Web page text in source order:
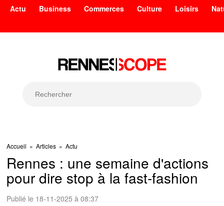
Actu Business Commerces Culture Loisirs
Accueil »Articles »Actu
Rennes : une semaine d'actions
pour dire stop à la fast-fashion
Publié le 18-11-2025 à 08:37